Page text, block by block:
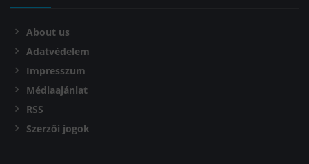
About us
Adatvédelem
Impresszum
Médiaajánlat
RSS
Szerzői jogok